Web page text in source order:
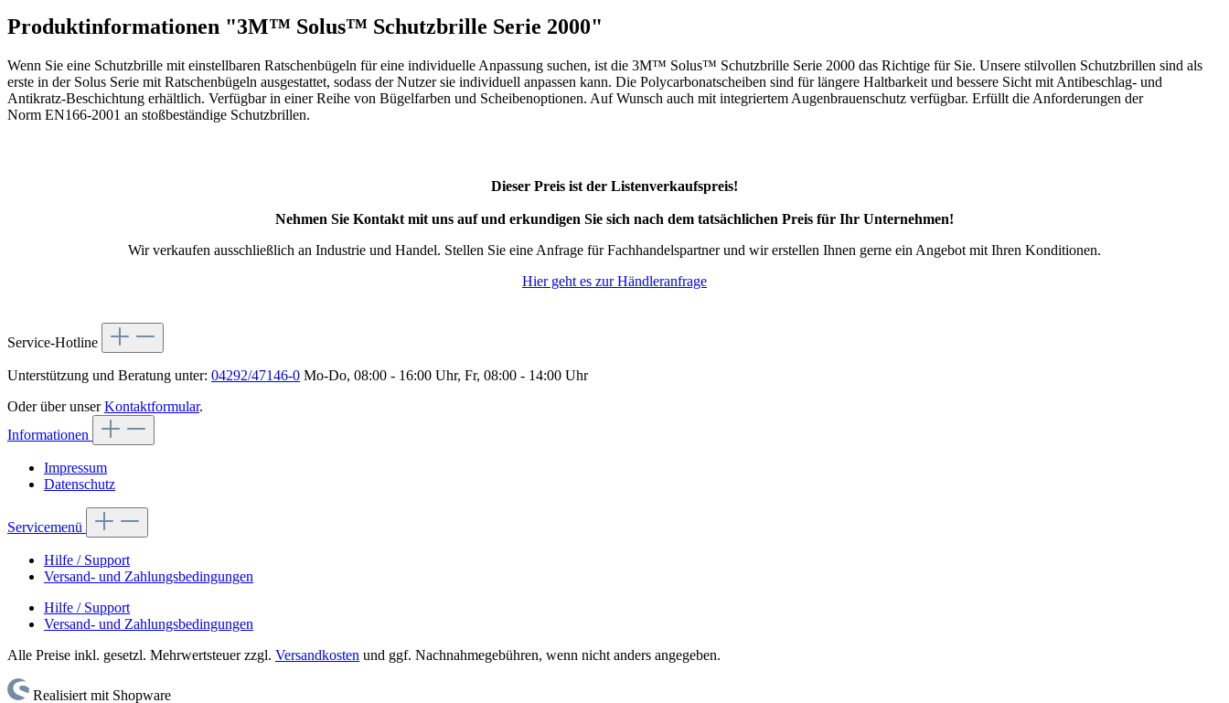
Produktinformationen "3M™ Solus™ Schutzbrille Serie 2000"
Wenn Sie eine Schutzbrille mit einstellbaren Ratschenbügeln für eine individuelle Anpassung suchen, ist die 3M™ Solus™ Schutzbrille Serie 2000 das Richtige für Sie. Unsere stilvollen Schutzbrillen sind als
erste in der Solus Serie mit Ratschenbügeln ausgestattet, sodass der Nutzer sie individuell anpassen kann. Die Polycarbonatscheiben sind für längere Haltbarkeit und bessere Sicht mit Antibeschlag- und
Antikratz-Beschichtung erhältlich. Verfügbar in einer Reihe von Bügelfarben und Scheibenoptionen. Auf Wunsch auch mit integriertem Augenbrauenschutz verfügbar. Erfüllt die Anforderungen der
Norm EN166-2001 an stoßbeständige Schutzbrillen.
Dieser Preis ist der Listenverkaufspreis!
Nehmen Sie Kontakt mit uns auf und erkundigen Sie sich nach dem tatsächlichen Preis für Ihr Unternehmen!
Wir verkaufen ausschließlich an Industrie und Handel. Stellen Sie eine Anfrage für Fachhandelspartner und wir erstellen Ihnen gerne ein Angebot mit Ihren Konditionen.
Hier geht es zur Händleranfrage
Service-Hotline
Unterstützung und Beratung unter: 04292/47146-0 Mo-Do, 08:00 - 16:00 Uhr, Fr, 08:00 - 14:00 Uhr
Oder über unserKontaktformular.
Informationen
Impressum
Datenschutz
Servicemenü
Hilfe / Support
Versand- und Zahlungsbedingungen
Hilfe / Support
Versand- und Zahlungsbedingungen
Alle Preise inkl. gesetzl. Mehrwertsteuer zzgl. Versandkosten und ggf. Nachnahmegebühren, wenn nicht anders angegeben.
Realisiert mit Shopware